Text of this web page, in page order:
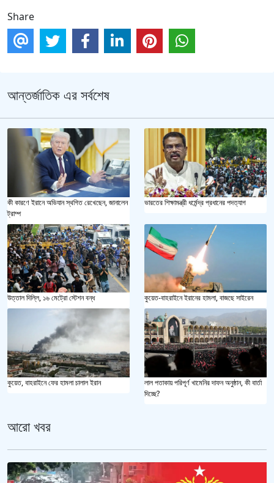
Share
আন্তর্জাতিক এর সর্বশেষ
কী কারণে ইরানে অভিযান স্থগিত রেখেছেন, জানালেন
ট্রাম্প
ভারতের শিক্ষামন্ত্রী ধর্মেন্দ্র প্রধানের পদত্যাগ
উত্তাল দিল্লি, ১৬ মেট্রো স্টেশন বন্ধ কুয়েত-বাহরাইনে ইরানের হামলা, বাজছে সাইরেন
কুয়েত, বাহরাইনে ফের হামলা চালাল ইরান
লাল পতাকায় পরিপূর্ণ খামেনির দাফন অনুষ্ঠান, কী বার্তা
দিচ্ছে?
আরো খবর